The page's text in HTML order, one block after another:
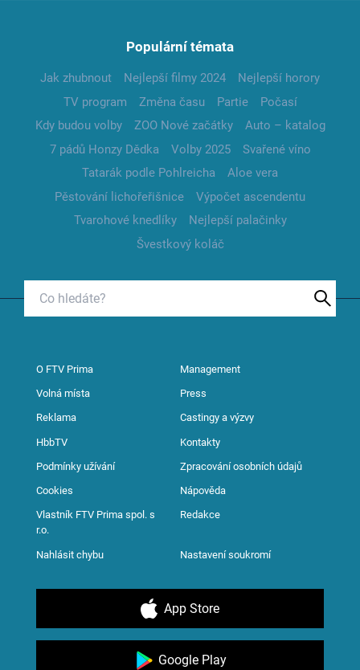
Populární témata
Jak zhubnout Nejlepší filmy 2024
Nejlepší horory
TV program
Změna času Partie
Počasí
Kdy budou volby
ZOO Nové začátky
Auto – katalog
7 pádů Honzy Dědka
Volby 2025
Svařené víno
Tatarák podle Pohlreicha
Aloe vera
Pěstování lichořeřišnice
Výpočet ascendentu
Tvarohové knedlíky
Nejlepší palačinky
Švestkový koláč
O FTV Prima Management
Volná místa Press
Reklama Castingy a výzvy
HbbTV Kontakty
Podmínky užívání Zpracování osobních údajů
Cookies Nápověda
Vlastník FTV Prima spol. s
r.o.
Redakce
Nahlásit chybu Nastavení soukromí
App Store
Google Play